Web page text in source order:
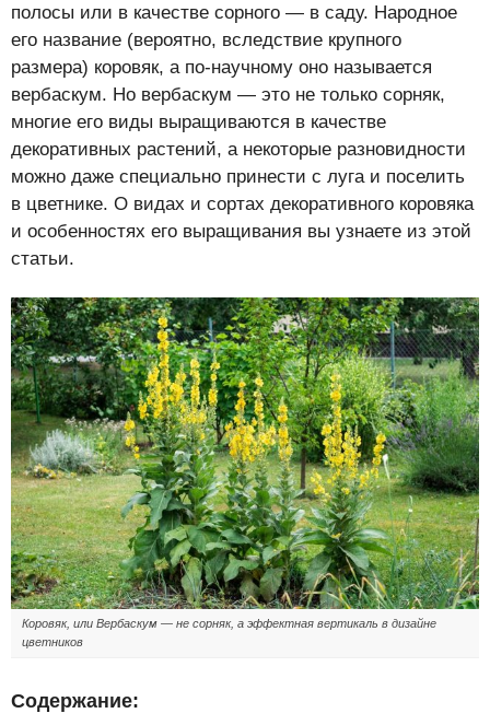
полосы или в качестве сорного — в саду. Народное
его название (вероятно, вследствие крупного
размера) коровяк, а по-научному оно называется
вербаскум. Но вербаскум — это не только сорняк,
многие его виды выращиваются в качестве
декоративных растений, а некоторые разновидности
можно даже специально принести с луга и поселить
в цветнике. О видах и сортах декоративного коровяка
и особенностях его выращивания вы узнаете из этой
статьи.
Коровяк, или Вербаскум — не сорняк, а эффектная вертикаль в дизайне
цветников
Содержание: